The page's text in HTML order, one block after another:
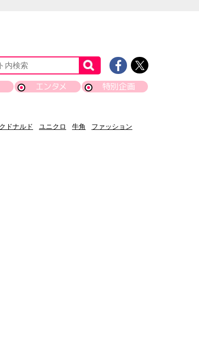
エンタメ 特別企画
ドナルド ユニクロ 牛角
ファッション